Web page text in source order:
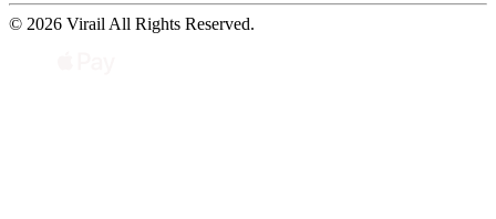
© 2026 Virail All Rights Reserved.